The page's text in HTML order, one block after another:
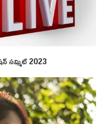
సమ్మిట్ 2023